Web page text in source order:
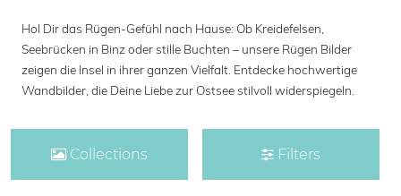
Hol Dir das Rügen-Gefühl nach Hause: Ob Kreidefelsen,
Seebrücken in Binz oder stille Buchten – unsere Rügen Bilder
zeigen die Insel in ihrer ganzen Vielfalt. Entdecke hochwertige
Wandbilder, die Deine Liebe zur Ostsee stilvoll widerspiegeln.
Collections Filters